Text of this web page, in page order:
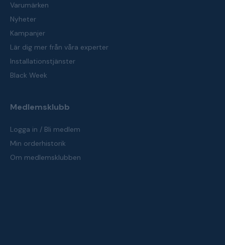
Varumärken
Nyheter
Kampanjer
Lär dig mer från våra experter
Installationstjänster
Black Week
Medlemsklubb
Logga in / Bli medlem
Min orderhistorik
Om medlemsklubben